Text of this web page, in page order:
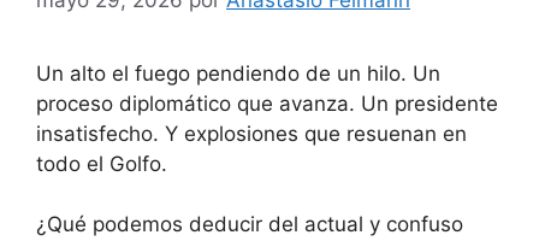
Un alto el fuego pendiendo de un hilo. Un
proceso diplomático que avanza. Un presidente
insatisfecho. Y explosiones que resuenan en
todo el Golfo.
¿Qué podemos deducir del actual y confuso